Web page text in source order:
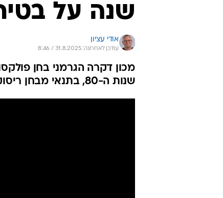
שנה על
אודי עציון
עודכן לאחרונה: 31.8.2025 / 8:46
מכון דקרה הגרמני בחן
שנות ה-80, בתנאי מבחן ריסוק מודרני. התוצאות מדאיגות לכל מי שנוהג ברכב ישן